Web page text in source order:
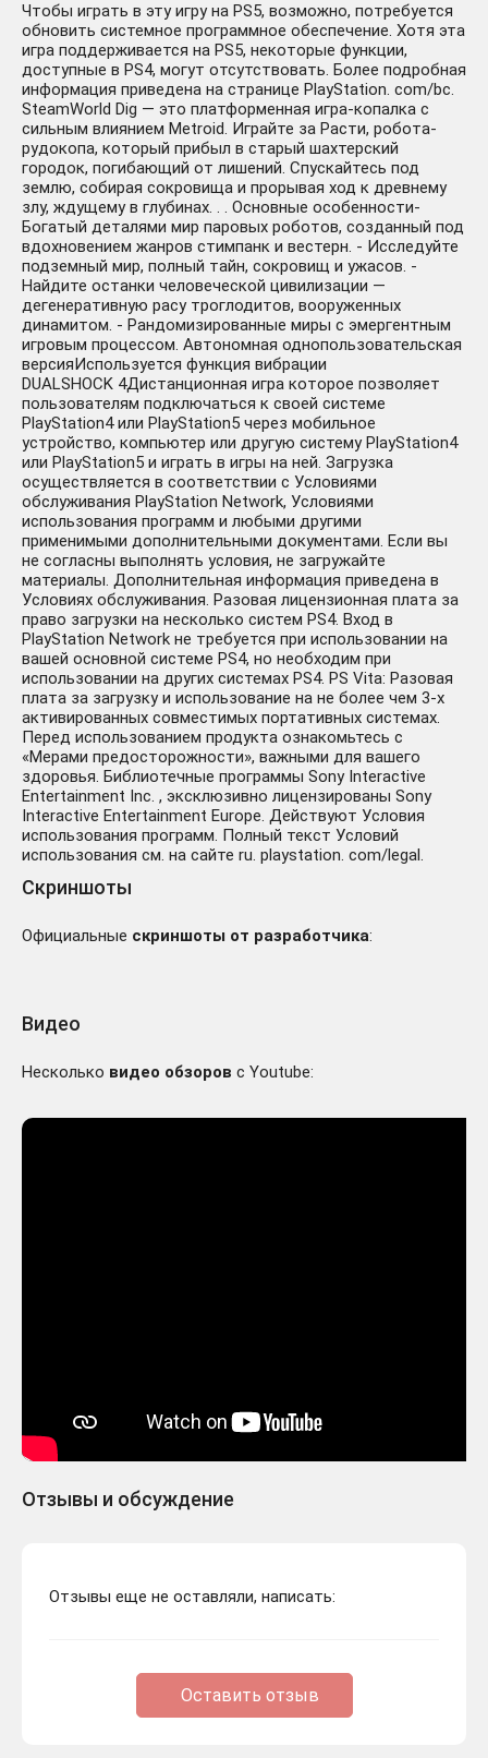
Чтобы играть в эту игру на PS5, возможно, потребуется
обновить системное программное обеспечение. Хотя эта
игра поддерживается на PS5, некоторые функции,
доступные в PS4, могут отсутствовать. Более подробная
информация приведена на странице PlayStation. com/bc.
SteamWorld Dig — это платформенная игра-копалка с
сильным влиянием Metroid. Играйте за Расти, робота-
рудокопа, который прибыл в старый шахтерский
городок, погибающий от лишений. Спускайтесь под
землю, собирая сокровища и прорывая ход к древнему
злу, ждущему в глубинах. . . Основные особенности-
Богатый деталями мир паровых роботов, созданный под
вдохновением жанров стимпанк и вестерн. - Исследуйте
подземный мир, полный тайн, сокровищ и ужасов. -
Найдите останки человеческой цивилизации —
дегенеративную расу троглодитов, вооруженных
динамитом. - Рандомизированные миры с эмергентным
игровым процессом. Автономная однопользовательская
версияИспользуется функция вибрации
DUALSHOCK 4Дистанционная игра которое позволяет
пользователям подключаться к своей системе
PlayStation4 или PlayStation5 через мобильное
устройство, компьютер или другую систему PlayStation4
или PlayStation5 и играть в игры на ней. Загрузка
осуществляется в соответствии с Условиями
обслуживания PlayStation Network, Условиями
использования программ и любыми другими
применимыми дополнительными документами. Если вы
не согласны выполнять условия, не загружайте
материалы. Дополнительная информация приведена в
Условиях обслуживания. Разовая лицензионная плата за
право загрузки на несколько систем PS4. Вход в
PlayStation Network не требуется при использовании на
вашей основной системе PS4, но необходим при
использовании на других системах PS4. PS Vita: Разовая
плата за загрузку и использование на не более чем 3-х
активированных совместимых портативных системах.
Перед использованием продукта ознакомьтесь с
«Мерами предосторожности», важными для вашего
здоровья. Библиотечные программы Sony Interactive
Entertainment Inc. , эксклюзивно лицензированы Sony
Interactive Entertainment Europe. Действуют Условия
использования программ. Полный текст Условий
использования см. на сайте ru. playstation. com/legal.
Скриншоты
Официальные скриншоты от разработчика:
Видео
Несколько видео обзоров с Youtube:
Отзывы и обсуждение
Отзывы еще не оставляли, написать:
Оставить отзыв